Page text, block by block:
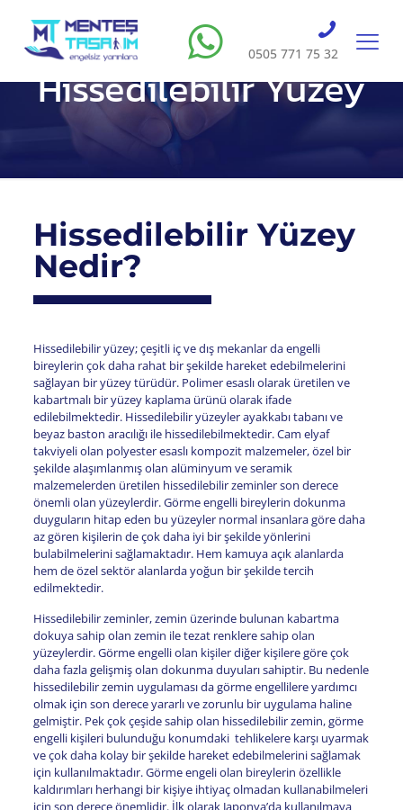
0505 771 75 32
Hissedilebilir Yüzey
Hissedilebilir Yüzey
Nedir?
Hissedilebilir yüzey; çeşitli iç ve dış mekanlar da engelli
bireylerin çok daha rahat bir şekilde hareket edebilmelerini
sağlayan bir yüzey türüdür. Polimer esaslı olarak üretilen ve
kabartmalı bir yüzey kaplama ürünü olarak ifade
edilebilmektedir. Hissedilebilir yüzeyler ayakkabı tabanı ve
beyaz baston aracılığı ile hissedilebilmektedir. Cam elyaf
takviyeli olan polyester esaslı kompozit malzemeler, özel bir
şekilde alaşımlanmış olan alüminyum ve seramik
malzemelerden üretilen hissedilebilir zeminler son derece
önemli olan yüzeylerdir. Görme engelli bireylerin dokunma
duyguların hitap eden bu yüzeyler normal insanlara göre daha
az gören kişilerin de çok daha iyi bir şekilde yönlerini
bulabilmelerini sağlamaktadır. Hem kamuya açık alanlarda
hem de özel sektör alanlarda yoğun bir şekilde tercih
edilmektedir.
Hissedilebilir zeminler, zemin üzerinde bulunan kabartma
dokuya sahip olan zemin ile tezat renklere sahip olan
yüzeylerdir. Görme engelli olan kişiler diğer kişilere göre çok
daha fazla gelişmiş olan dokunma duyuları sahiptir. Bu nedenle
hissedilebilir zemin uygulaması da görme engellilere yardımcı
olmak için son derece yararlı ve zorunlu bir uygulama haline
gelmiştir. Pek çok çeşide sahip olan hissedilebilir zemin, görme
engelli kişileri bulunduğu konumdaki tehlikelere karşı uyarmak
ve çok daha kolay bir şekilde hareket edebilmelerini sağlamak
için kullanılmaktadır. Görme engeli olan bireylerin özellikle
kaldırımları herhangi bir kişiye ihtiyaç olmadan kullanabilmeleri
için son derece önemlidir. İlk olarak Japonya’da kullanılmaya